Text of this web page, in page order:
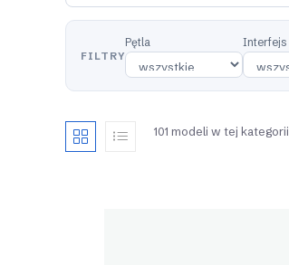
FILTRY
Pętla Interfejs
101 modeli w tej kategorii